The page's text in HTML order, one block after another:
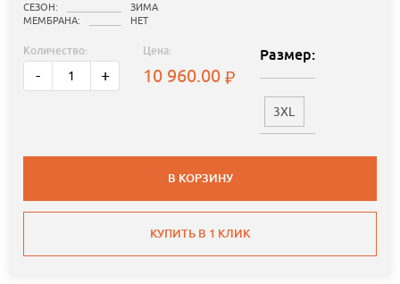
СЕЗОН:
ЗИМА
МЕМБРАНА:
НЕТ
Количество:
- +
Цена:
10 960.00
Размер:
3XL
В КОРЗИНУ
КУПИТЬ В 1 КЛИК